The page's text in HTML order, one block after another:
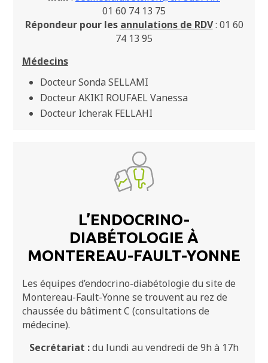
01 60 74 13 75
Répondeur pour les annulations de RDV: 01 60
74 13 95
Médecins
Docteur Sonda SELLAMI
Docteur AKIKI ROUFAEL Vanessa
Docteur Icherak FELLAHI
L’ENDOCRINO-
DIABÉTOLOGIE À
MONTEREAU-FAULT-YONNE
Les équipes d’endocrino-diabétologie du site de
Montereau-Fault-Yonne se trouvent au rez de
chaussée du bâtiment C (consultations de
médecine).
Secrétariat :du lundi au vendredi de 9h à 17h